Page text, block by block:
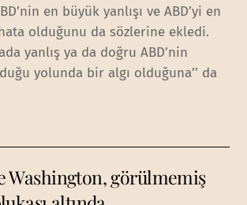
en büyük yanlışı ve ABD’yi en
olduğunu da sözlerine ekledi.
yanlış ya da doğru ABD’nin
yolunda bir algı olduğuna’’ da
Washington, görülmemiş